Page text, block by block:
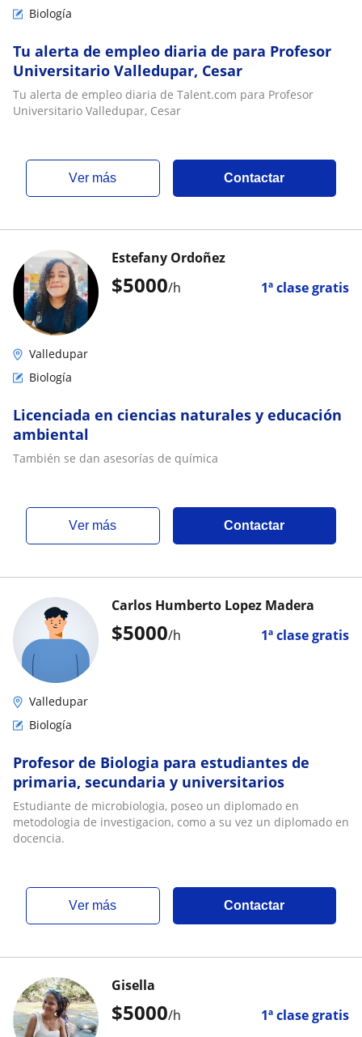
Biología
Tu alerta de empleo diaria de para Profesor
Universitario Valledupar, Cesar
Tu alerta de empleo diaria de Talent.com para Profesor
Universitario Valledupar, Cesar
ver más Contactar
$5000/h 1ª clase gratis
Estefany Ordoñez
Valledupar
Biología
Licenciada en ciencias naturales y educación
ambiental
También se dan asesorías de química
ver más Contactar
$5000/h 1ª clase gratis
Carlos Humberto Lopez Madera
Valledupar
Biología
Profesor de Biologia para estudiantes de
primaria, secundaria y universitarios
Estudiante de microbiologia, poseo un diplomado en
metodologia de investigacion, como a su vez un diplomado en
docencia.
ver más Contactar
$5000/h 1ª clase gratis
Gisella